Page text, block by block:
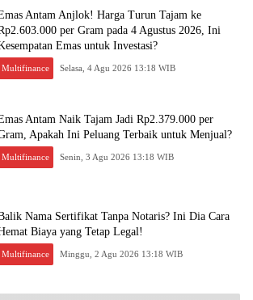
Antam Anjlok! Harga Turun Tajam ke
per Gram pada 4 Agustus 2026, Ini
Emas untuk Investasi?
Multifinance Selasa, 4 Agu 2026 13:18 WIB
Antam Naik Tajam Jadi Rp2.379.000 per
Apakah Ini Peluang Terbaik untuk Menjual?
Multifinance Senin, 3 Agu 2026 13:18 WIB
Nama Sertifikat Tanpa Notaris? Ini Dia Cara
Biaya yang Tetap Legal!
Multifinance Minggu, 2 Agu 2026 13:18 WIB